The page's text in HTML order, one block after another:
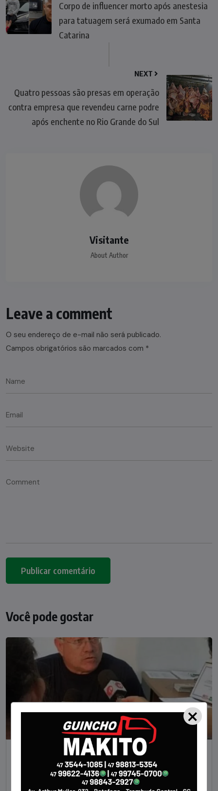
Corpo de influencer morto após anestesia
para tatuagem será exumado em Santa
Catarina
NEXT
Quatro pessoas são presas em operação
contra empresa que revendeu carne podre
após enchente no Rio Grande do Sul
Visitante
About Author
Leave a comment
O seu endereço de e-mail não será publicado.
Campos obrigatórios são marcados com *
Você pode gostar
Foragido pela morte de delegado aposentado
×